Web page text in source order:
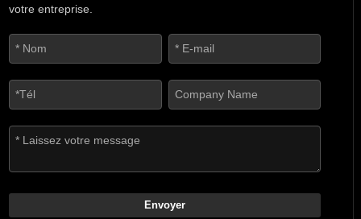
votre entreprise.
Envoyer